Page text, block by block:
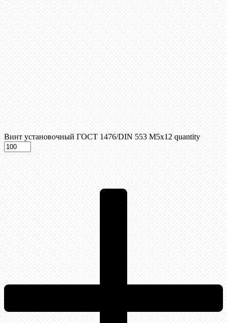
Винт установочный ГОСТ 1476/DIN 553 М5x12 quantity